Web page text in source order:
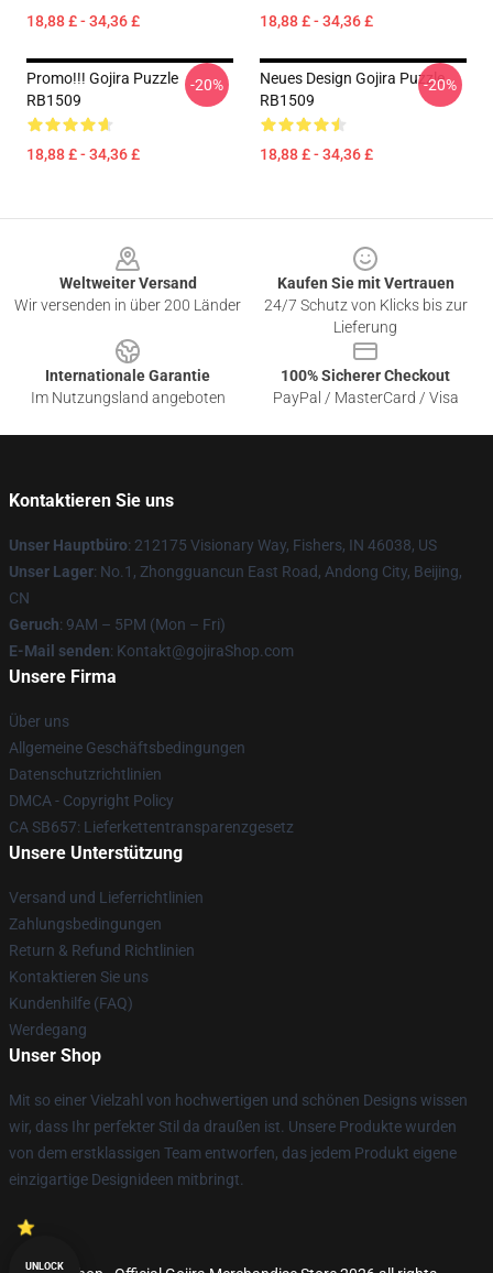
18,88 £ - 34,36 £ 18,88 £ - 34,36 £
Promo!!! Gojira Puzzle
RB1509
18,88 £ - 34,36 £
-20%
Neues Design Gojira Puzzle
RB1509
18,88 £ - 34,36 £
-20%
Weltweiter Versand
Wir versenden in über 200 Länder
Kaufen Sie mit Vertrauen
24/7 Schutz von Klicks bis zur
Lieferung
Internationale Garantie
Im Nutzungsland angeboten
100% Sicherer Checkout
PayPal / MasterCard / Visa
Kontaktieren Sie uns
Unser Hauptbüro: 212175 Visionary Way, Fishers, IN 46038, US
Unser Lager: No.1, Zhongguancun East Road, Andong City, Beijing,
CN
Geruch: 9AM – 5PM (Mon – Fri)
E-Mail senden: Kontakt@gojiraShop.com
Unsere Firma
Über uns
Allgemeine Geschäftsbedingungen
Datenschutzrichtlinien
DMCA - Copyright Policy
CA SB657: Lieferkettentransparenzgesetz
Unsere Unterstützung
Versand und Lieferrichtlinien
Zahlungsbedingungen
Return & Refund Richtlinien
Kontaktieren Sie uns
Kundenhilfe (FAQ)
Werdegang
Unser Shop
Mit so einer Vielzahl von hochwertigen und schönen Designs wissen
wir, dass Ihr perfekter Stil da draußen ist. Unsere Produkte wurden
von dem erstklassigen Team entworfen, das jedem Produkt eigene
einzigartige Designideen mitbringt.
UNLOCK